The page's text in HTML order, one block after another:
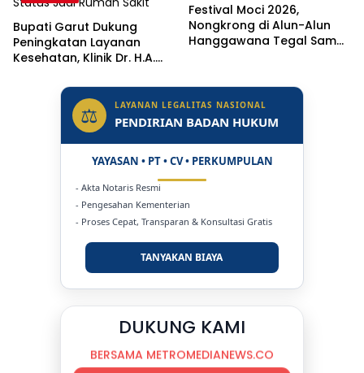
Bupati Garut Dukung
Peningkatan Layanan
Kesehatan, Klinik Dr. H.A.
Status Jadi Rumah Sakit
Festival Moci 2026,
Nongkrong di Alun-Alun
Hanggawana Tegal Sambil
⚖ LAYANAN LEGALITAS NASIONAL
PENDIRIAN BADAN HUKUM
YAYASAN • PT • CV • PERKUMPULAN
- Akta Notaris Resmi
- Pengesahan Kementerian
- Proses Cepat, Transparan & Konsultasi Gratis
TANYAKAN BIAYA
DUKUNG KAMI
BERSAMA METROMEDIANEWS.CO